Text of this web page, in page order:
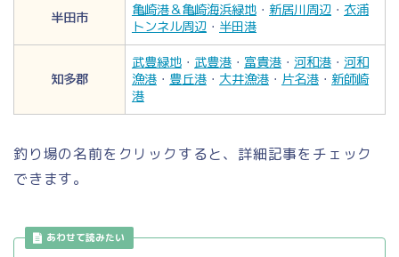
半田市 亀崎港＆亀崎海浜緑地 ・ 新居川周辺 ・ 衣浦
トンネル周辺 ・ 半田港
知多郡
武豊緑地 ・ 武豊港 ・ 富貴港 ・ 河和港 ・ 河和
漁港 ・ 豊丘港 ・ 大井漁港 ・ 片名港 ・ 新師崎
港
釣り場の名前をクリックすると、詳細記事をチェック
できます。